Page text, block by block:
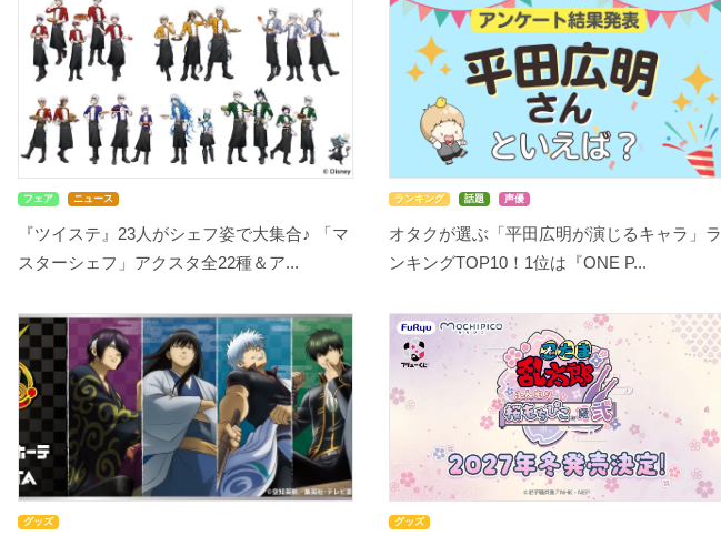
フェア ニュース
『ツイステ』23人がシェフ姿で大集合♪ 「マ
スターシェフ」アクスタ全22種＆ア...
ランキング 話題 声優
オタクが選ぶ「平田広明が演じるキャラ」ラ
ンキングTOP10！1位は『ONE P...
グッズ グッズ